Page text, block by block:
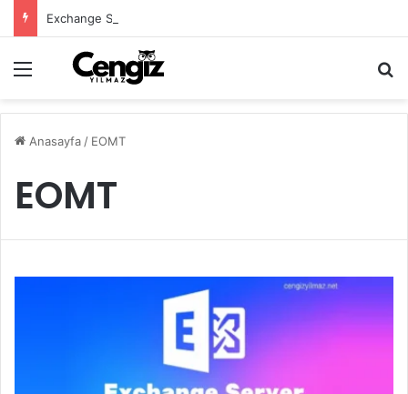
Menü
Anasayfa / EOMT
EOMT